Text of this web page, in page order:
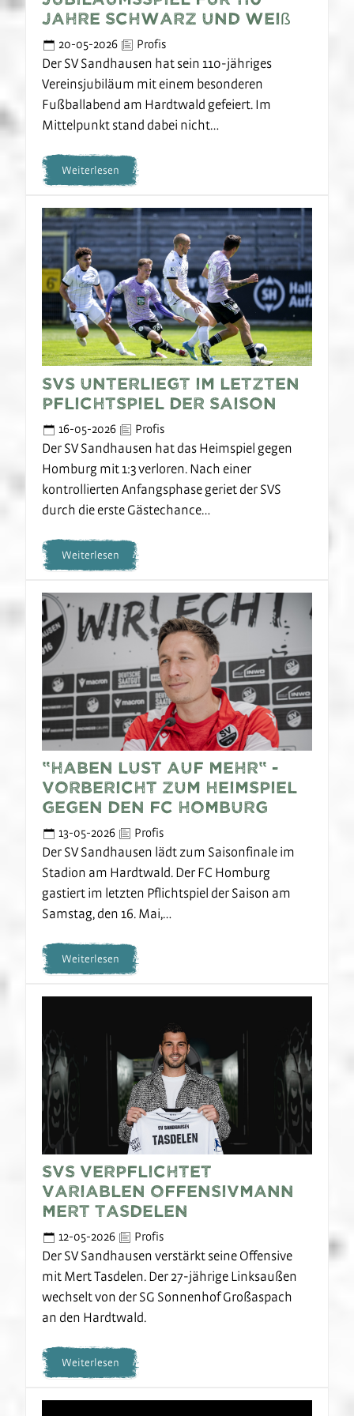
Jahre Schwarz und Weiß
20-05-2026 Profis
Der SV Sandhausen hat sein 110-jähriges
Vereinsjubiläum mit einem besonderen
Fußballabend am Hardtwald gefeiert. Im
Mittelpunkt stand dabei nicht…
Weiterlesen
SVS unterliegt im letzten
Pflichtspiel der Saison
16-05-2026 Profis
Der SV Sandhausen hat das Heimspiel gegen
Homburg mit 1:3 verloren. Nach einer
kontrollierten Anfangsphase geriet der SVS
durch die erste Gästechance…
Weiterlesen
“Haben Lust auf mehr“ -
Vorbericht zum Heimspiel
gegen den FC Homburg
13-05-2026 Profis
Der SV Sandhausen lädt zum Saisonfinale im
Stadion am Hardtwald. Der FC Homburg
gastiert im letzten Pflichtspiel der Saison am
Samstag, den 16. Mai,…
Weiterlesen
SVS verpflichtet
variablen Offensivmann
Mert Tasdelen
12-05-2026 Profis
Der SV Sandhausen verstärkt seine Offensive
mit Mert Tasdelen. Der 27-jährige Linksaußen
wechselt von der SG Sonnenhof Großaspach
an den Hardtwald.
Weiterlesen